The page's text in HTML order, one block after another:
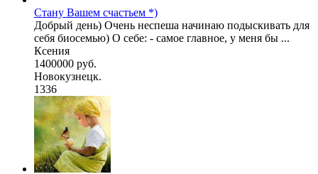
Стану Вашем счастьем *)
Добрый день) Очень неспеша начинаю подыскивать для
себя биосемью) О себе: - самое главное, у меня бы ...
Ксения
1400000 руб.
Новокузнецк.
1336